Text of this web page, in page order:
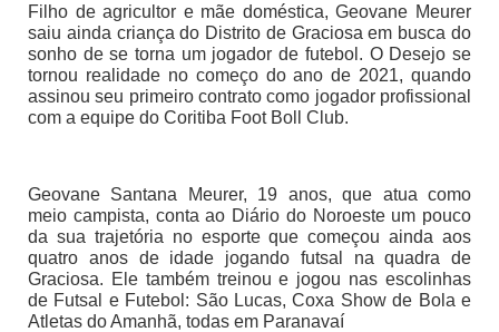
Filho de agricultor e mãe doméstica, Geovane Meurer
saiu ainda criança do Distrito de Graciosa em busca do
sonho de se torna um jogador de futebol. O Desejo se
tornou realidade no começo do ano de 2021, quando
assinou seu primeiro contrato como jogador profissional
com a equipe do Coritiba Foot Boll Club.
Geovane Santana Meurer, 19 anos, que atua como
meio campista, conta ao Diário do Noroeste um pouco
da sua trajetória no esporte que começou ainda aos
quatro anos de idade jogando futsal na quadra de
Graciosa. Ele também treinou e jogou nas escolinhas
de Futsal e Futebol: São Lucas, Coxa Show de Bola e
Atletas do Amanhã, todas em Paranavaí